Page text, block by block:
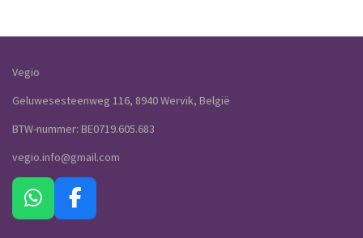
Vegio
Geluwesesteenweg 116, 8940 Wervik, België
BTW-nummer: BE0719.605.683
vegio.info@gmail.com
W
h
F
a